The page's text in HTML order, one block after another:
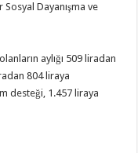
Dayanışma ve
aylığı 509 liradan
804 liraya
desteği, 1.457 liraya